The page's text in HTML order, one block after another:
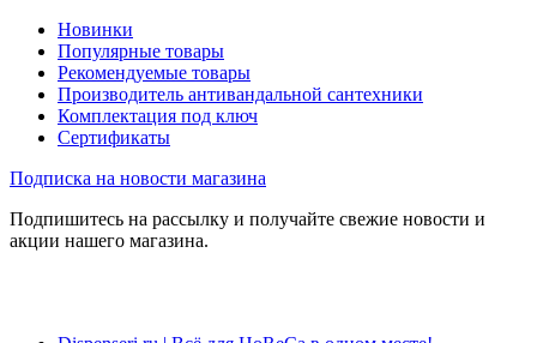
Новинки
Популярные товары
Рекомендуемые товары
Производитель антивандальной сантехники
Комплектация под ключ
Сертификаты
Подписка на новости магазина
Подпишитесь на рассылку и получайте свежие новости и
акции нашего магазина.